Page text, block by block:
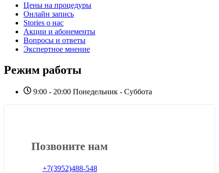
Цены на процедуры
Онлайн запись
Stories о нас
Акции и абонементы
Вопросы и ответы
Экспертное мнение
Режим работы
9:00 - 20:00 Понедельник - Суббота
Позвоните нам
+7(3952)488-548